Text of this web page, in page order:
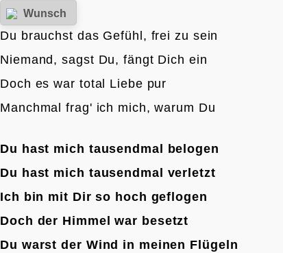
Wunsch
Du brauchst das Gefühl, frei zu sein
Niemand, sagst Du, fängt Dich ein
Doch es war total Liebe pur
Manchmal frag' ich mich, warum Du
Du hast mich tausendmal belogen
Du hast mich tausendmal verletzt
Ich bin mit Dir so hoch geflogen
Doch der Himmel war besetzt
Du warst der Wind in meinen Flügeln